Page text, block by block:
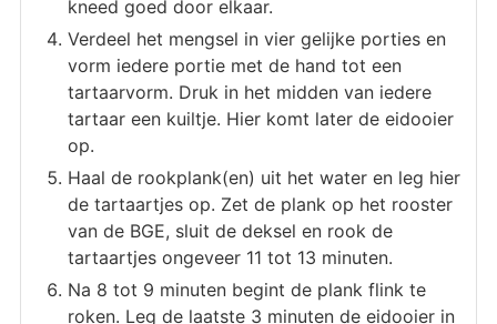
kneed goed door elkaar.
Verdeel het mengsel in vier gelijke porties en
vorm iedere portie met de hand tot een
tartaarvorm. Druk in het midden van iedere
tartaar een kuiltje. Hier komt later de eidooier
op.
Haal de rookplank(en) uit het water en leg hier
de tartaartjes op. Zet de plank op het rooster
van de BGE, sluit de deksel en rook de
tartaartjes ongeveer 11 tot 13 minuten.
Na 8 tot 9 minuten begint de plank flink te
roken. Leg de laatste 3 minuten de eidooier in